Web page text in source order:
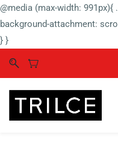
@media (max-width:
background-attachment:
} }